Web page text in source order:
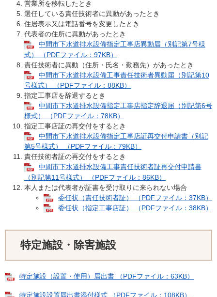
営業所を移転したとき
選任している責任技術者に異動があったとき
住居表示又は電話番号を変更したとき
代表者の住所に異動があったとき
中間市下水道排水設備指定工事店異動届（別記第7号様
式） （PDFファイル：97KB）
責任技術者に異動（住所・氏名・勤務先）があったとき
中間市下水道排水設備工事責任技術者異動届（別記第10
号様式） （PDFファイル：88KB）
指定工事店を辞退するとき
中間市下水道排水設備指定工事店指定辞退届（別記第6号
様式） （PDFファイル：78KB）
指定工事店証の再交付をするとき
中間市下水道排水設備指定工事店証再交付申請書（別記
第5号様式） （PDFファイル：79KB）
責任技術者証の再交付をするとき​
中間市下水道排水設備工事責任技術者証再交付申請書
（別記第11号様式） （PDFファイル：86KB）
本人または代表者が証書を受け取りに来られない場合
委任状（責任技術者証） （PDFファイル：37KB）
委任状（指定工事店証） （PDFファイル：38KB）
特定施設・除害施設
特定施設（設置・使用）届出書 （PDFファイル：63KB）
特定施設設置届出書添付様式 （PDFファイル：108KB）